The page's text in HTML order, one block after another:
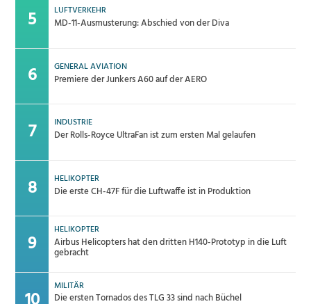
LUFTVERKEHR
MD-11-Ausmusterung: Abschied von der Diva
GENERAL AVIATION
Premiere der Junkers A60 auf der AERO
INDUSTRIE
Der Rolls-Royce UltraFan ist zum ersten Mal gelaufen
HELIKOPTER
Die erste CH-47F für die Luftwaffe ist in Produktion
HELIKOPTER
Airbus Helicopters hat den dritten H140-Prototyp in die Luft
gebracht
MILITÄR
Die ersten Tornados des TLG 33 sind nach Büchel